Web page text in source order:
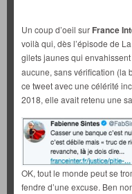
Un coup d’oeil sur France
voilà qui, dès l’épisode de
gilets jaunes qui
aucune, sans vérification (la
ce tweet avec une célérité
2018, elle avait retenu une
OK, tout le monde peut se
fendre d’une excuse. Ben